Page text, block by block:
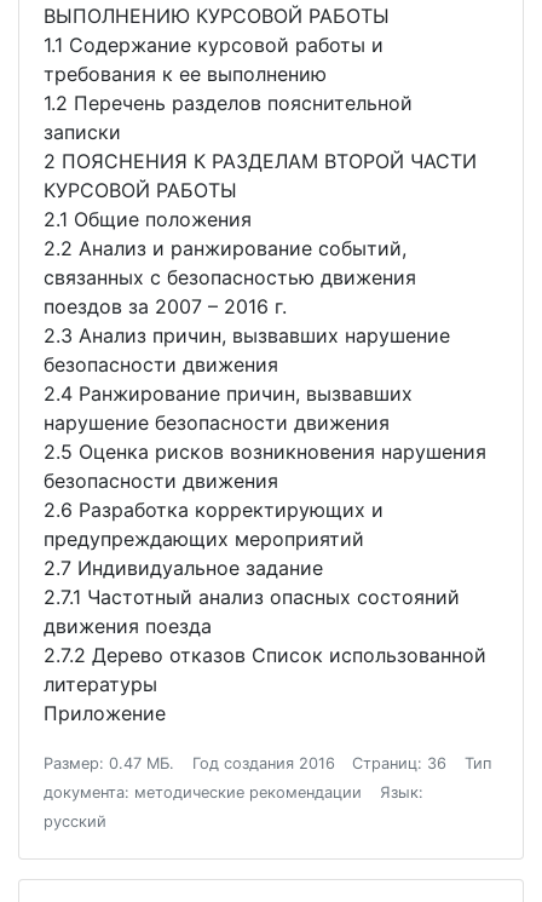
ВЫПОЛНЕНИЮ КУРСОВОЙ РАБОТЫ
1.1 Содержание курсовой работы и
требования к ее выполнению
1.2 Перечень разделов пояснительной
записки
2 ПОЯСНЕНИЯ К РАЗДЕЛАМ ВТОРОЙ ЧАСТИ
КУРСОВОЙ РАБОТЫ
2.1 Общие положения
2.2 Анализ и ранжирование событий,
связанных с безопасностью движения
поездов за 2007 – 2016 г.
2.3 Анализ причин, вызвавших нарушение
безопасности движения
2.4 Ранжирование причин, вызвавших
нарушение безопасности движения
2.5 Оценка рисков возникновения нарушения
безопасности движения
2.6 Разработка корректирующих и
предупреждающих мероприятий
2.7 Индивидуальное задание
2.7.1 Частотный анализ опасных состояний
движения поезда
2.7.2 Дерево отказов Список использованной
литературы
Приложение
Размер: 0.47 МБ. Год создания 2016 Страниц: 36
Тип
документа: методические рекомендации
Язык:
русский